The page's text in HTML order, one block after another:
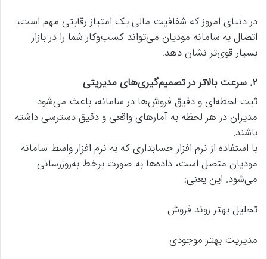
در دنیای امروز که شفافیت مالی یک امتیاز رقابتی مهم است،
اتصال به سامانه مودیان می‌تواند کسب‌وکار شما را در بازار
بسیار قوی‌تر نشان دهد.
۲. سرعت بالاتر در تصمیم‌گیری‌های مدیریتی
ثبت لحظه‌ای و دقیق فروش‌ها در سامانه، باعث می‌شود
مدیران در هر لحظه به آمارهای واقعی و دقیق دسترسی داشته
باشند.
با استفاده از نرم افزار حسابداری که به نرم افزار واسط سامانه
مودیان متصل است، داده‌ها به صورت برخط به‌روزرسانی
می‌شود. این یعنی:
تحلیل بهتر روند فروش
مدیریت بهتر موجودی